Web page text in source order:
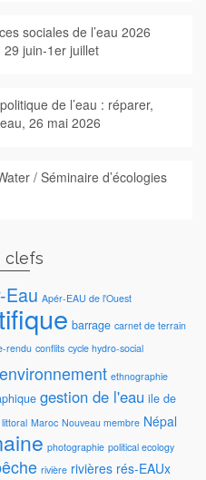
sociales de l’eau 2026
29 juin-1er juillet
de l’eau : réparer,
26 mai 2026
/ Séminaire d’écologies
clefs
Eau Apér-EAU de l'Ouest
barrage carnet de terrain
rendu conflits cycle hydro-social
environnement ethnographie
gestion de l'eau ile de
littoral Maroc Nouveau membre Népal
photographie political ecology
rivière rivières rés-EAUx